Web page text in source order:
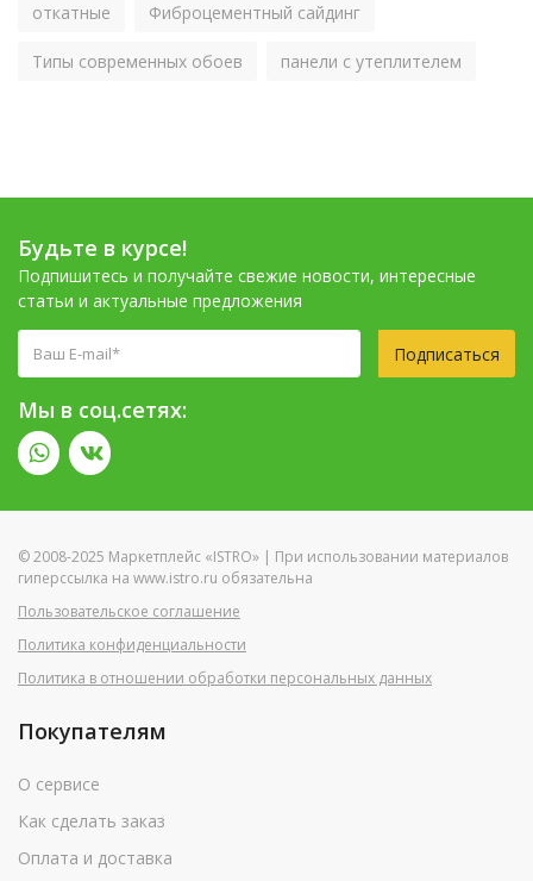
откатные Фиброцементный сайдинг
Типы современных обоев панели с утеплителем
Будьте в курсе!
Подпишитесь и получайте свежие новости, интересные
статьи и актуальные предложения
Подписаться
Мы в соц.сетях:
© 2008-2025 Маркетплейс «ISTRO» | При использовании материалов
гиперссылка на www.istro.ru обязательна
Пользовательское соглашение
Политика конфиденциальности
Политика в отношении обработки персональных данных
Покупателям
О сервисе
Как сделать заказ
Оплата и доставка